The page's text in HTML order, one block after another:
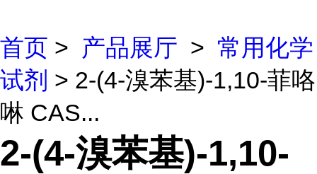
首页 > 产品展厅 > 常用化学
试剂 > 2-(4-溴苯基)-1,10-菲咯
啉 CAS...
2-(4-溴苯基)-1,10-